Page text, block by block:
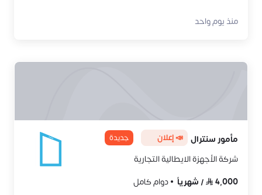
منذ يوم واحد
مأمور سنترال 📣 إعلان جديدة
شركة الأجهزة الايطالية التجارية
4,000
/ شهرياً
دوام كامل